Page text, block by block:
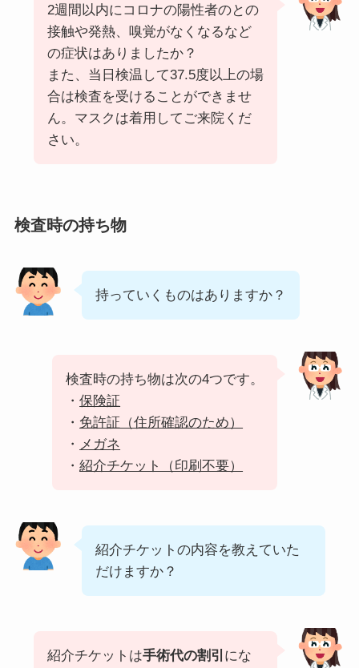
2週間以内にコロナの陽性者のとの
接触や発熱、嗅覚がなくなるなど
の症状はありましたか？
また、当日検温して37.5度以上の場
合は検査を受けることができませ
ん。マスクは着用してご来院くだ
さい。
検査時の持ち物
持っていくものはありますか？
検査時の持ち物は次の4つです。
・保険証
・免許証（住所確認のため）
・ メガネ
・紹介チケット（印刷不要）
紹介チケットの内容を教えていた
だけますか？
紹介チケットは手術代の割引 にな